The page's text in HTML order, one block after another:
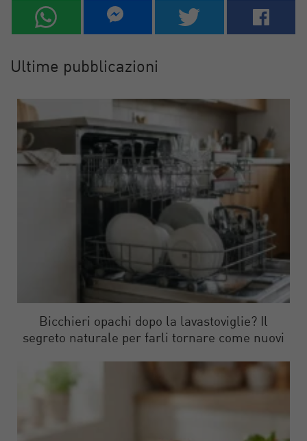
Ultime pubblicazioni
Bicchieri opachi dopo la lavastoviglie? Il
segreto naturale per farli tornare come nuovi